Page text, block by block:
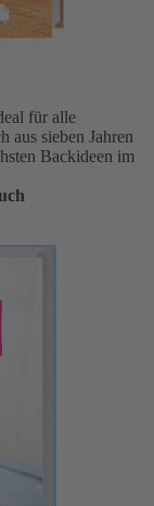
für alle
aus sieben Jahren
Backideen im